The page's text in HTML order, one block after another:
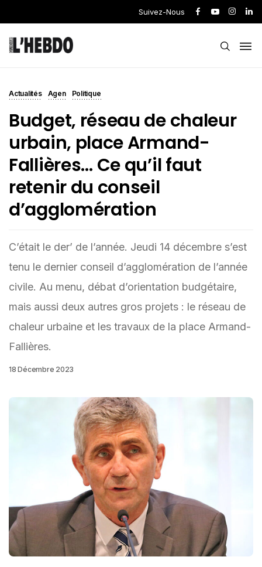
Suivez-Nous
Actualités Agen Politique
Budget, réseau de chaleur
urbain, place Armand-
Fallières… Ce qu’il faut
retenir du conseil
d’agglomération
C’était le der’ de l’année. Jeudi 14 décembre s’est
tenu le dernier conseil d’agglomération de l’année
civile. Au menu, débat d’orientation budgétaire,
mais aussi deux autres gros projets : le réseau de
chaleur urbaine et les travaux de la place Armand-
Fallières.
18 Décembre 2023